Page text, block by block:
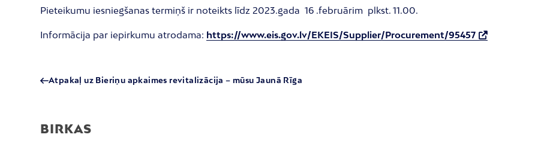
Pieteikumu iesniegšanas termiņš ir noteikts līdz 2023.gada 16 .februārim plkst. 11.00.
Informācija par iepirkumu atrodama: https://www.eis.gov.lv/EKEIS/Supplier/Procurement/95457
Atpakaļ uz Bieriņu apkaimes revitalizācija – mūsu Jaunā Rīga
BIRKAS